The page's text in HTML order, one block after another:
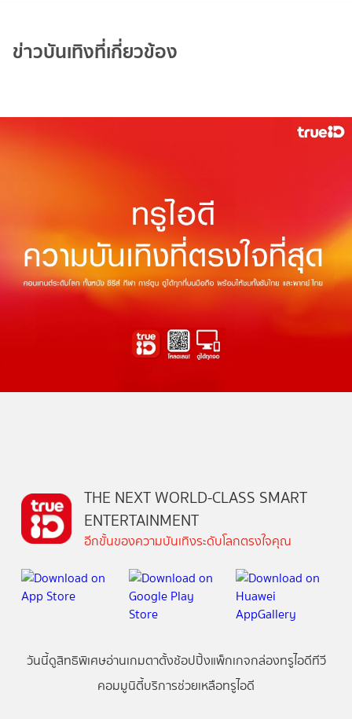
ข่าวบันเทิงที่เกี่ยวข้อง
THE NEXT WORLD-CLASS SMART
ENTERTAINMENT
อีกขั้นของความบันเทิงระดับโลกตรงใจคุณ
วันนี้ดูสิทธิพิเศษอ่านเกมตาตั้งช้อปปิ้งแพ็กเกจกล่องทรูไอดีทีวี
คอมมูนิตี้บริการช่วยเหลือทรูไอดี